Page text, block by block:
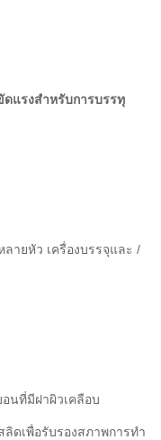
แรงสําหรับการบรรทุ
ายหัว เครื่องบรรจุและ /
นที่มีฝาผิวเคลือบ
ดเพื่อรับรองสภาพการทํา